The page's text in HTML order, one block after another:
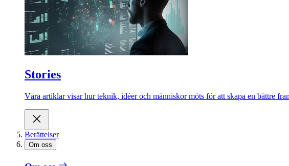
Stories
Våra artiklar visar hur teknik, idéer och människor möts för att skapa en bättre
Berättelser
Om oss